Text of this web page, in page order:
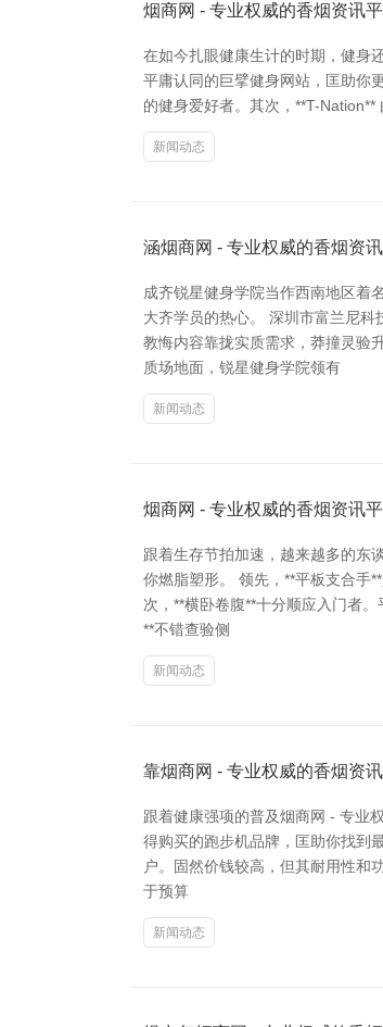
烟商网 - 专业权威的香烟资讯
在如今扎眼健康生计的时期，健身
平庸认同的巨擘健身网站，匡助你
的健身爱好者。其次，**T-
新闻动态
涵烟商网 - 专业权威的香烟资
成齐锐星健身学院当作西南地区着
大齐学员的热心。 深圳市富兰尼科
教悔内容靠拢实质需求，莽撞灵验
质场地面，锐星健身学院领有
新闻动态
烟商网 - 专业权威的香烟资讯
跟着生存节拍加速，越来越多的东
你燃脂塑形。 领先，**平板支合手
次，**横卧卷腹**十分顺应入门者
**不错查验侧
新闻动态
靠烟商网 - 专业权威的香烟资
跟着健康强项的普及烟商网 - 专业
得购买的跑步机品牌，匡助你找到
户。固然价钱较高，但其耐用性和
于预算
新闻动态